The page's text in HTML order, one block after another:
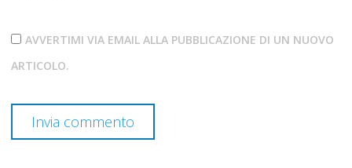
AVVERTIMI VIA EMAIL ALLA PUBBLICAZIONE DI UN NUOVO
ARTICOLO.